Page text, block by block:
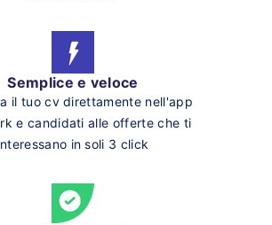
Semplice e veloce
il tuo cv direttamente nell'app
e candidati alle offerte che ti
in soli 3 click